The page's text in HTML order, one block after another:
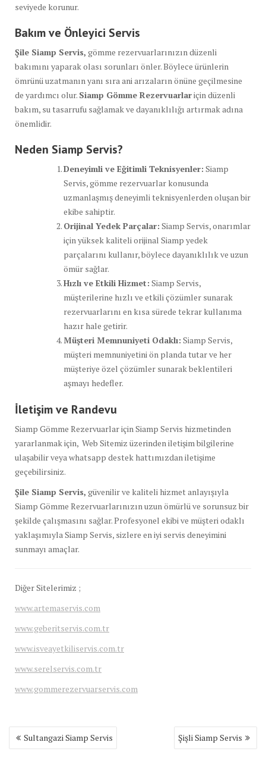
seviyede korunur.
Bakım ve Önleyici Servis
Şile Siamp Servis, gömme rezervuarlarınızın düzenli
bakımını yaparak olası sorunları önler. Böylece ürünlerin
ömrünü uzatmanın yanı sıra ani arızaların önüne geçilmesine
de yardımcı olur. Siamp Gömme Rezervuarlariçin düzenli
bakım, su tasarrufu sağlamak ve dayanıklılığı artırmak adına
önemlidir.
Neden Siamp Servis?
Deneyimli ve Eğitimli Teknisyenler: Siamp
Servis, gömme rezervuarlar konusunda
uzmanlaşmış deneyimli teknisyenlerden oluşan bir
ekibe sahiptir.
Orijinal Yedek Parçalar: Siamp Servis, onarımlar
için yüksek kaliteli orijinal Siamp yedek
parçalarını kullanır, böylece dayanıklılık ve uzun
ömür sağlar.
Hızlı ve Etkili Hizmet: Siamp Servis,
müşterilerine hızlı ve etkili çözümler sunarak
rezervuarlarını en kısa sürede tekrar kullanıma
hazır hale getirir.
Müşteri Memnuniyeti Odaklı: Siamp Servis,
müşteri memnuniyetini ön planda tutar ve her
müşteriye özel çözümler sunarak beklentileri
aşmayı hedefler.
İletişim ve Randevu
Siamp Gömme Rezervuarlar için Siamp Servis hizmetinden
yararlanmak için, Web Sitemiz üzerinden iletişim bilgilerine
ulaşabilir veya whatsapp destek hattımızdan iletişime
geçebilirsiniz.
Şile Siamp Servis, güvenilir ve kaliteli hizmet anlayışıyla
Siamp Gömme Rezervuarlarınızın uzun ömürlü ve sorunsuz bir
şekilde çalışmasını sağlar. Profesyonel ekibi ve müşteri odaklı
yaklaşımıyla Siamp Servis, sizlere en iyi servis deneyimini
sunmayı amaçlar.
Diğer Sitelerimiz ;
www.artemaservis.com
www.geberitservis.com.tr
www.isveayetkiliservis.com.tr
www.serelservis.com.tr
www.gommerezervuarservis.com
Yazı
gezinmesi
Sultangazi Siamp Servis Şişli Siamp Servis